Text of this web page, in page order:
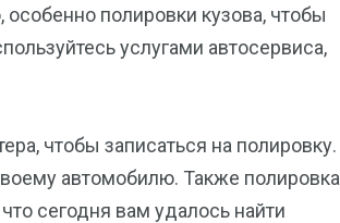
полировки кузова, чтобы
услугами автосервиса,
чтобы записаться на полировку.
автомобилю. Также полировка
сегодня вам удалось найти